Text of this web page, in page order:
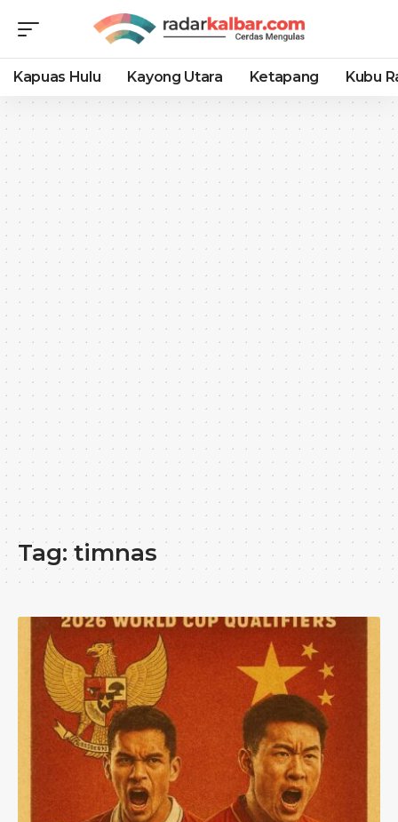
Kapuas Hulu Kayong Utara Ketapang Kubu
Tag:timnas